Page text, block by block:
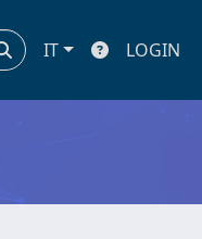
IT LOGIN